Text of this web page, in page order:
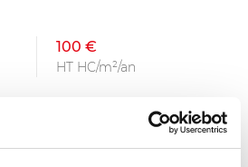
100 €
HT HC/m²/an